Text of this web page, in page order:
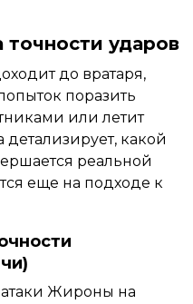
ударов
до вратаря,
поразить
или летит
детализирует, какой
реальной
еще на подходе к
Жироны на